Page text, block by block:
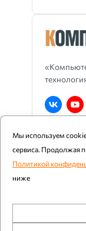
О
Реклама
При
ссылка на
Мы используем
сервиса. Продолжая
Политикой
ниже
Обязательные